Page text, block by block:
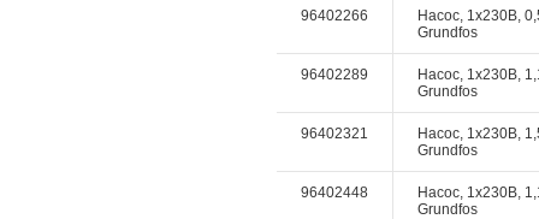
96402266
Насос, 1x230В,
Grundfos
96402289
Насос, 1x230В,
Grundfos
96402321
Насос, 1x230В,
Grundfos
96402448
Насос, 1x230В,
Grundfos